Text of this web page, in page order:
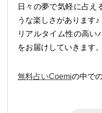
日々の夢で気軽に占え
うな楽しさがあります♪
リアルタイム性の高い
をお届けしていきます。
無料占いCoemiの中で